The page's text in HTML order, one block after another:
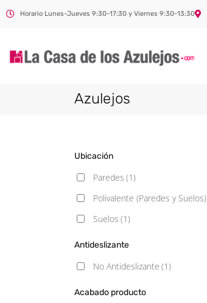
Horario Lunes-Jueves 9:30-17:30 y Viernes 9:30-13:30
Azulejos
Ubicación
Paredes (1)
Polivalente (Paredes y Suelos)
Suelos (1)
Antideslizante
No Antideslizante (1)
Acabado producto